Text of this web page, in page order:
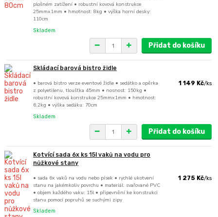
plošném zatížení • robustní kovová konstrukce
25mmx1mm • hmotnost: 8kg • výška horní desky:
110cm
Skladem
Přidat do košíku
Skládací barová bistro židle
• barová bistro verze eventové židle • sedátko a opěrka
z polyetilenu, tloušťka 45mm • nosnost: 150kg •
robustní kovová konstrukce 25mmx1mm • hmotnost:
6,2kg • výška sedáku: 70cm
1 149 Kč/ks
Skladem
Přidat do košíku
Kotvící sada 6x ks 15l vaků na vodu pro
nůžkové stany
• sada 6x vaků na vodu nebo písek • rychlé ukotvení
stanu na jakémkoliv povrchu • materiál: svařované PVC
• objem každého vaku: 15l • připevnění ke konstrukci
stanu pomocí popruhů se suchými zipy
1 275 Kč/ks
Skladem